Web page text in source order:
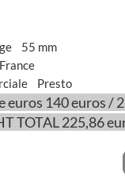
55 mm
Presto
euros 140 euros /
TOTAL 225,86